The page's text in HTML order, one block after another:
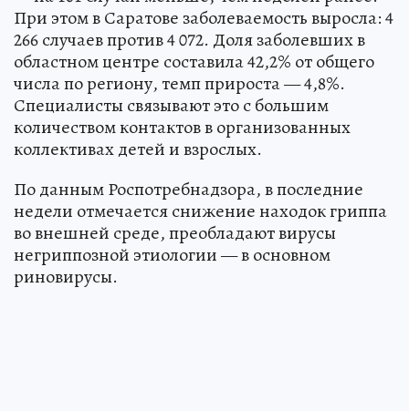
При этом в Саратове заболеваемость выросла: 4
266 случаев против 4 072. Доля заболевших в
областном центре составила 42,2% от общего
числа по региону, темп прироста — 4,8%.
Специалисты связывают это с большим
количеством контактов в организованных
коллективах детей и взрослых.
По данным Роспотребнадзора, в последние
недели отмечается снижение находок гриппа
во внешней среде, преобладают вирусы
негриппозной этиологии — в основном
риновирусы.